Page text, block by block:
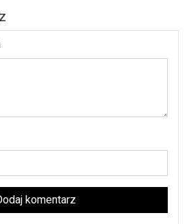
komentarz